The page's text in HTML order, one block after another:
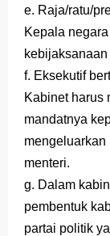
e. Raja/ratu/
Kepala
f. Eksekutif
Kabinet harus
mandatnya
mengeluarkan
menteri.
g. Dalam
pembentuk
partai politik